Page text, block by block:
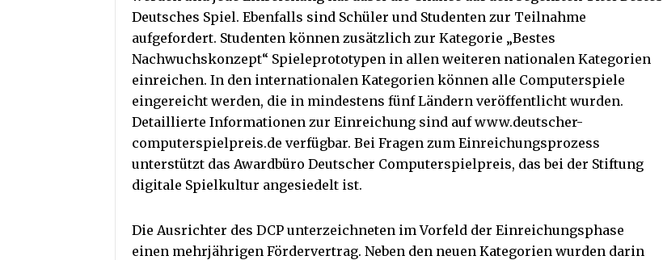
Deutsches Spiel. Ebenfalls sind Schüler und Studenten zur Teilnahme
aufgefordert. Studenten können zusätzlich zur Kategorie „Bestes
Nachwuchskonzept“ Spieleprototypen in allen weiteren nationalen Kategorien
einreichen. In den internationalen Kategorien können alle Computerspiele
eingereicht werden, die in mindestens fünf Ländern veröffentlicht wurden.
Detaillierte Informationen zur Einreichung sind auf www.deutscher-
computerspielpreis.de verfügbar. Bei Fragen zum Einreichungsprozess
unterstützt das Awardbüro Deutscher Computerspielpreis, das bei der Stiftung
digitale Spielkultur angesiedelt ist.
Die Ausrichter des DCP unterzeichneten im Vorfeld der Einreichungsphase
einen mehrjährigen Fördervertrag. Neben den neuen Kategorien wurden darin